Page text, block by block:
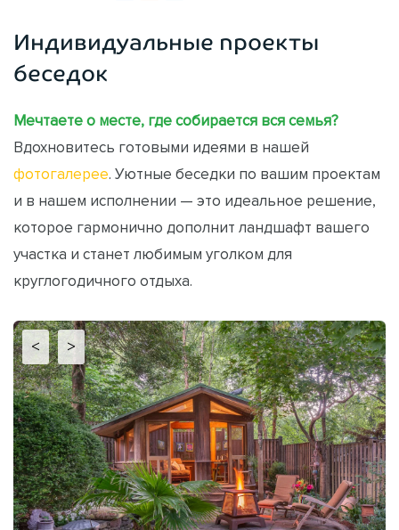
Индивидуальные проекты
беседок
Мечтаете о месте, где собирается вся семья?
Вдохновитесь готовыми идеями в нашей
фотогалерее. Уютные беседки по вашим проектам
и в нашем исполнении — это идеальное решение,
которое гармонично дополнит ландшафт вашего
участка и станет любимым уголком для
круглогодичного отдыха.
< >